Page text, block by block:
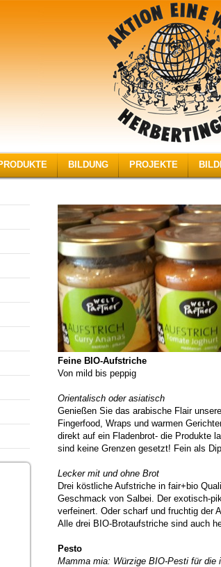
BILDUNG PROJEKTE
Feine BIO-Aufstriche
Von mild bis peppig
Orientalisch oder asiatisch
Genießen Sie das arabische Flair
Fingerfood, Wraps und warmen
direkt auf ein Fladenbrot- die Produkte
sind keine Grenzen gesetzt! Fein als
Lecker mit und ohne Brot
Drei köstliche Aufstriche in fair+bio
Geschmack von Salbei. Der exotisch-
verfeinert. Oder scharf und fruchtig der
Alle drei BIO-Brotaufstriche sind auch
Pesto
Mamma mia: Würzige BIO-Pesti für die